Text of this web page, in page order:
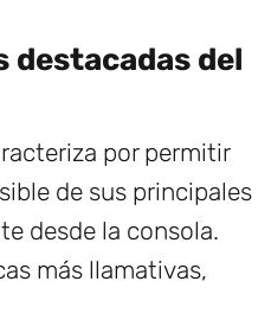
destacadas del
por permitir
de sus principales
desde la consola.
más llamativas,